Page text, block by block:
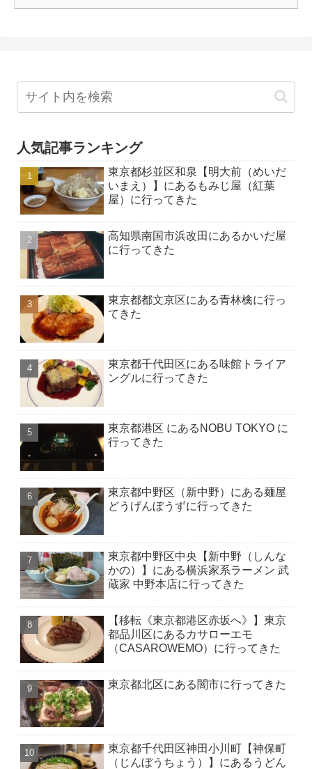
人気記事ランキング
東京都杉並区和泉【明大前（めいだ
いまえ）】にあるもみじ屋（紅葉
屋）に行ってきた
高知県南国市浜改田にあるかいだ屋
に行ってきた
東京都都文京区にある青林檎に行っ
てきた
東京都千代田区にある味館トライア
ングルに行ってきた
東京都港区 にあるNOBU TOKYO に
行ってきた
東京都中野区（新中野）にある麺屋
どうげんぼうずに行ってきた
東京都中野区中央【新中野（しんな
かの）】にある横浜家系ラーメン 武
蔵家 中野本店に行ってきた
【移転《東京都港区赤坂へ》】東京
都品川区にあるカサローエモ
（CASAROWEMO）に行ってきた
東京都北区にある闇市に行ってきた
東京都千代田区神田小川町【神保町
（じんぼうちょう）】にあるうどん